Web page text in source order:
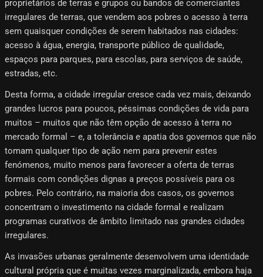
proprietários de terras e grupos ou bandos de comerciantes
irregulares de terras, que vendem aos pobres o acesso à terra
sem quaisquer condições de serem habitados nas cidades:
acesso à água, energia, transporte público de qualidade,
espaços para parques, para escolas, para serviços de saúde,
estradas, etc.
Desta forma, a cidade irregular cresce cada vez mais, deixando
grandes lucros para poucos, péssimas condições de vida para
muitos – muitos que não têm opção de acesso à terra no
mercado formal – e, a tolerância e apatia dos governos que não
tomam qualquer tipo de ação nem para prevenir estes
fenómenos, muito menos para favorecer a oferta de terras
formais com condições dignas a preços possíveis para os
pobres. Pelo contrário, na maioria dos casos, os governos
concentram o investimento na cidade formal e realizam
programas curativos de âmbito limitado nas grandes cidades
irregulares.
As invasões urbanas geralmente desenvolvem uma identidade
cultural própria que é muitas vezes marginalizada, embora haja